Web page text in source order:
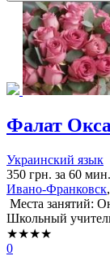
Фалат
Украинский язык
350 грн. за 60 мин.
Ивано-Франковск
Места занятий:
Школьный
★★★★
0